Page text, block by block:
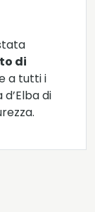
di
a tutti i
di